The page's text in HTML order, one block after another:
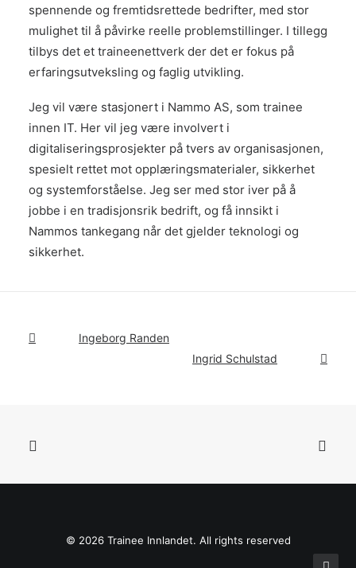
spennende og fremtidsrettede bedrifter, med stor
mulighet til å påvirke reelle problemstillinger. I tillegg
tilbys det et traineenettverk der det er fokus på
erfaringsutveksling og faglig utvikling.
Jeg vil være stasjonert i Nammo AS, som trainee
innen IT. Her vil jeg være involvert i
digitaliseringsprosjekter på tvers av organisasjonen,
spesielt rettet mot opplæringsmaterialer, sikkerhet
og systemforståelse. Jeg ser med stor iver på å
jobbe i en tradisjonsrik bedrift, og få innsikt i
Nammos tankegang når det gjelder teknologi og
sikkerhet.
Ingeborg Randen
Ingrid Schulstad
© 2026 Trainee Innlandet. All rights reserved